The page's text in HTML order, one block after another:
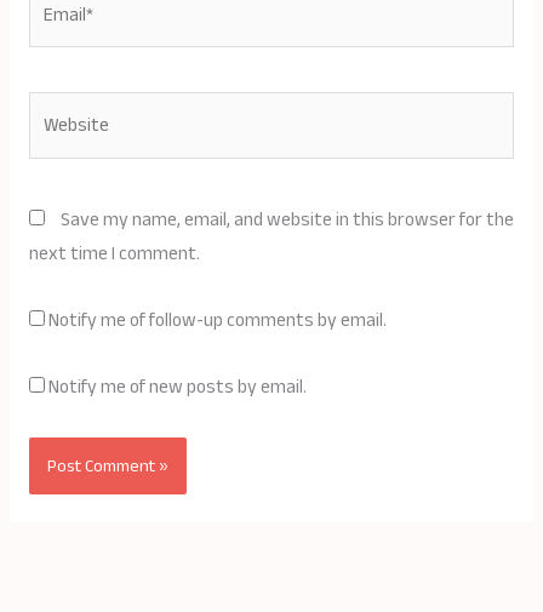
Save my name, email, and website in this browser for the
next time I comment.
Notify me of follow-up comments by email.
Notify me of new posts by email.